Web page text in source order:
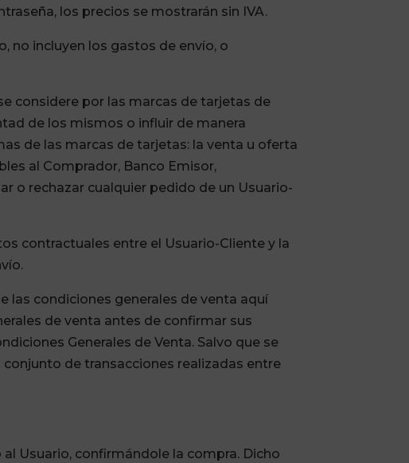
los precios se mostrarán sin IVA.
no incluyen los gastos de envío, o
considere por las marcas de tarjetas de
de los mismos o influir de manera
de las marcas de tarjetas: la venta u oferta
al Comprador, Banco Emisor,
o rechazar cualquier pedido de un Usuario-
contractuales entre el Usuario-Cliente y la
las condiciones generales de venta aquí
de venta antes de confirmar sus
Generales de Venta. Salvo que se
de transacciones realizadas entre
Usuario, confirmándole la compra. Dicho